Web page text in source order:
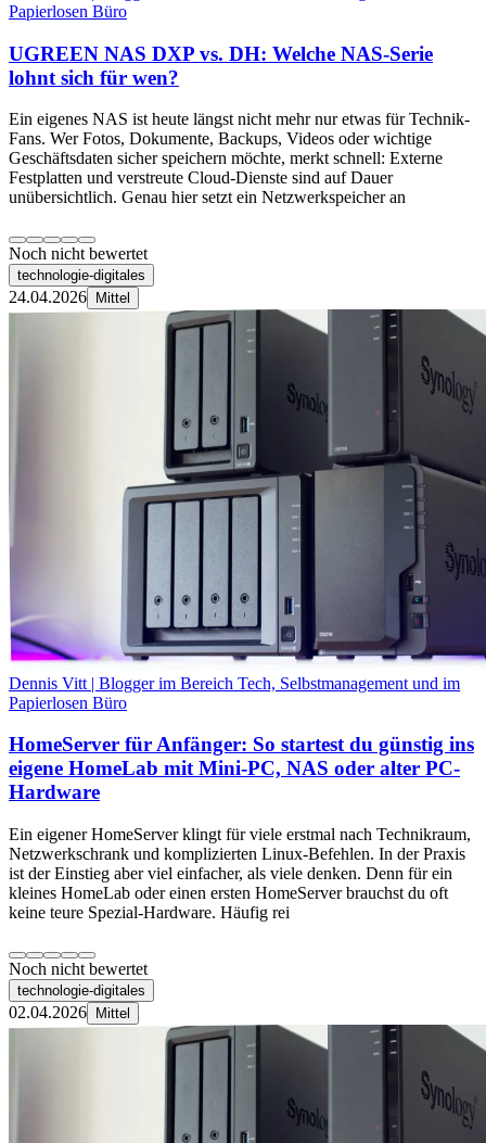
Papierlosen Büro
UGREEN NAS DXP vs. DH: Welche NAS-Serie
lohnt sich für wen?
Ein eigenes NAS ist heute längst nicht mehr nur etwas für Technik-
Fans. Wer Fotos, Dokumente, Backups, Videos oder wichtige
Geschäftsdaten sicher speichern möchte, merkt schnell: Externe
Festplatten und verstreute Cloud-Dienste sind auf Dauer
unübersichtlich. Genau hier setzt ein Netzwerkspeicher an
Noch nicht bewertet
technologie-digitales
24.04.2026 Mittel
Dennis Vitt | Blogger im Bereich Tech, Selbstmanagement und im
Papierlosen Büro
HomeServer für Anfänger: So startest du günstig ins
eigene HomeLab mit Mini-PC, NAS oder alter PC-
Hardware
Ein eigener HomeServer klingt für viele erstmal nach Technikraum,
Netzwerkschrank und komplizierten Linux-Befehlen. In der Praxis
ist der Einstieg aber viel einfacher, als viele denken. Denn für ein
kleines HomeLab oder einen ersten HomeServer brauchst du oft
keine teure Spezial-Hardware. Häufig rei
Noch nicht bewertet
technologie-digitales
02.04.2026 Mittel